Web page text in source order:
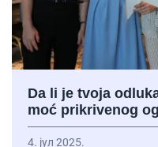
Da li je tvoja
moć prikrivenog
4. јул 2025.